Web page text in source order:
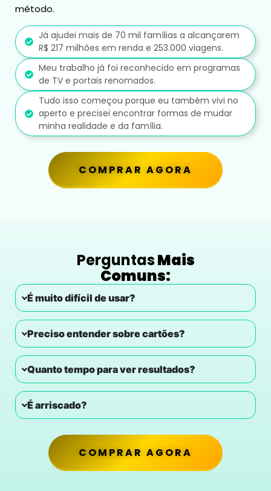
método.
Já ajudei mais de 70 mil famílias a alcançarem
R$ 217 milhões em renda e 253.000 viagens.
Meu trabalho já foi reconhecido em programas
de TV e portais renomados.
Tudo isso começou porque eu também vivi no
aperto e precisei encontrar formas de mudar
minha realidade e da família.
COMPRAR AGORA
PerguntasMais
Comuns:
É muito difícil de usar?
Preciso entender sobre cartões?
Quanto tempo para ver resultados?
É arriscado?
COMPRAR AGORA